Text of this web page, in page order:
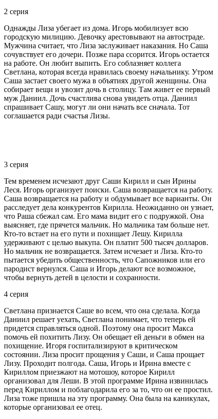
2 серия
Однажды Лиза убегает из дома. Игорь мобилизует всю
городскую милицию. Девочку арестовывают на автостраде.
Мужчина считает, что Лиза заслуживает наказания. Но Саша
сочувствует его дочери. Позже пара ссорится. Игорь остается
на работе. Он любит выпить. Его соблазняет коллега
Светлана, которая всегда нравилась своему начальнику. Утром
Саша застает своего мужа в объятиях другой женщины. Она
собирает вещи и увозит дочь в столицу. Там живет ее первый
муж Даниил. Дочь счастлива снова увидеть отца. Даниил
спрашивает Сашу, могут ли они начать все сначала. Тот
соглашается ради счастья Лизы.
3 серия
Тем временем исчезают друг Саши Кирилл и сын Ирины
Леся. Игорь организует поиски. Саша возвращается на работу.
Саша возвращается на работу и обдумывает все варианты. Он
расследует дела конкурентов Кирилла. Неожиданно он узнает,
что Раша сбежал сам. Его мама видит его с подружкой. Она
выясняет, где прячется мальчик. Но мальчика там больше нет.
Кто-то встает на его пути и похищает Лешу. Кирилла
удерживают с целью выкупа. Он платит 500 тысяч долларов.
Но мальчик не возвращается. Затем исчезает и Лиза. Кто-то
пытается убедить общественность, что Сапожников или его
пародист вернулся. Саша и Игорь делают все возможное,
чтобы вернуть детей в целости и сохранности.
4 серия
Светлана признается Саше во всем, что она сделала. Когда
Даниил решает уехать, Светлана понимает, что теперь ей
придется справляться одной. Поэтому она просит Макса
помочь ей похитить Лизу. Он обещает ей деньги в обмен на
похищение. Игоря госпитализируют в критическом
состоянии. Лиза просит прощения у Саши, и Саша прощает
Лизу. Проходит полгода. Саша, Игорь и Ирина вместе с
Кириллом приезжают на мотошоу, которое Кирилл
организовал для Леши. В этой программе Ирина извинилась
перед Кириллом и поблагодарила его за то, что он ее простил.
Лиза тоже пришла на эту программу. Она была на каникулах,
которые организовал ее отец.